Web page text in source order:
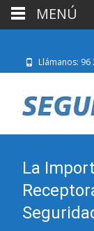
Llámanos: 96
La
MENÚ